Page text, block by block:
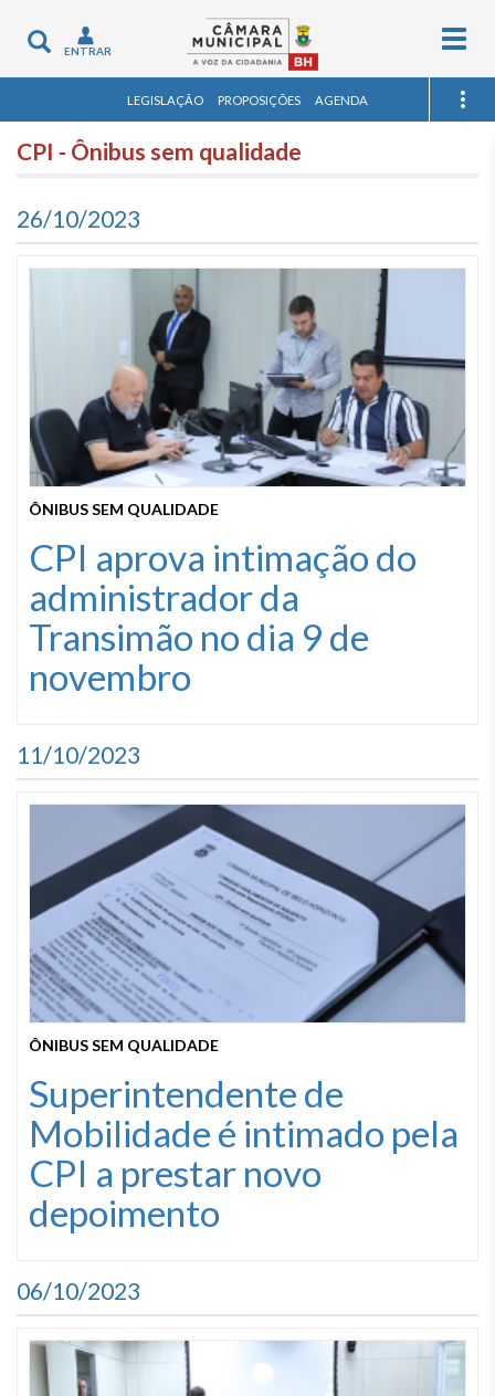
Toggle
navigation
ENTRAR
LEGISLAÇÃO PROPOSIÇÕES AGENDA
CPI - Ônibus sem qualidade
26/10/2023
ÔNIBUS SEM QUALIDADE
CPI aprova intimação do
administrador da
Transimão no dia 9 de
novembro
11/10/2023
ÔNIBUS SEM QUALIDADE
Superintendente de
Mobilidade é intimado pela
CPI a prestar novo
depoimento
06/10/2023